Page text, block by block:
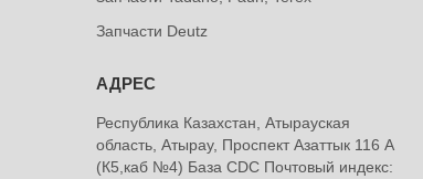
Запчасти Deutz
Республика Казахстан, Атырауская
область, Атырау, Проспект Азаттык 116 А
(К5,каб №4) База CDC Почтовый индекс: